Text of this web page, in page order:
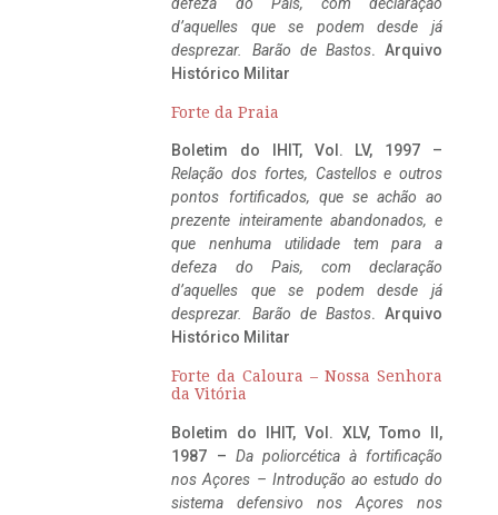
d’aquelles que se podem desde já
desprezar. Barão de Bastos. Arquivo
Histórico Militar
Forte da Praia
Boletim do IHIT, Vol. LV, 1997 –
Relação dos fortes, Castellos e outros
pontos fortificados, que se achão ao
prezente inteiramente abandonados, e
que nenhuma utilidade tem para a
defeza do Pais, com declaração
d’aquelles que se podem desde já
desprezar. Barão de Bastos. Arquivo
Histórico Militar
Forte da Caloura – Nossa Senhora
da Vitória
Boletim do IHIT, Vol. XLV, Tomo II,
1987 – Da poliorcética à fortificação
nos Açores – Introdução ao estudo do
sistema defensivo nos Açores nos